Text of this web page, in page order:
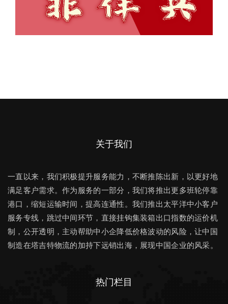
关于我们
一直以来，我们积极提升服务能力，不断推陈出新，以更好地
满足客户需求。作为服务的一部分，我们将推出更多班轮停靠
港口，缩短运输时间，提高连通性。我们推出太平洋中小客户
服务专线，跳过中间环节，直接挂钩集装箱出口指数的运价机
制，公开透明，主动帮助中小企降低价格波动的风险，让中国
制造在塔吉特物流的加持下远销出海，展现中国企业的风采。
热门栏目